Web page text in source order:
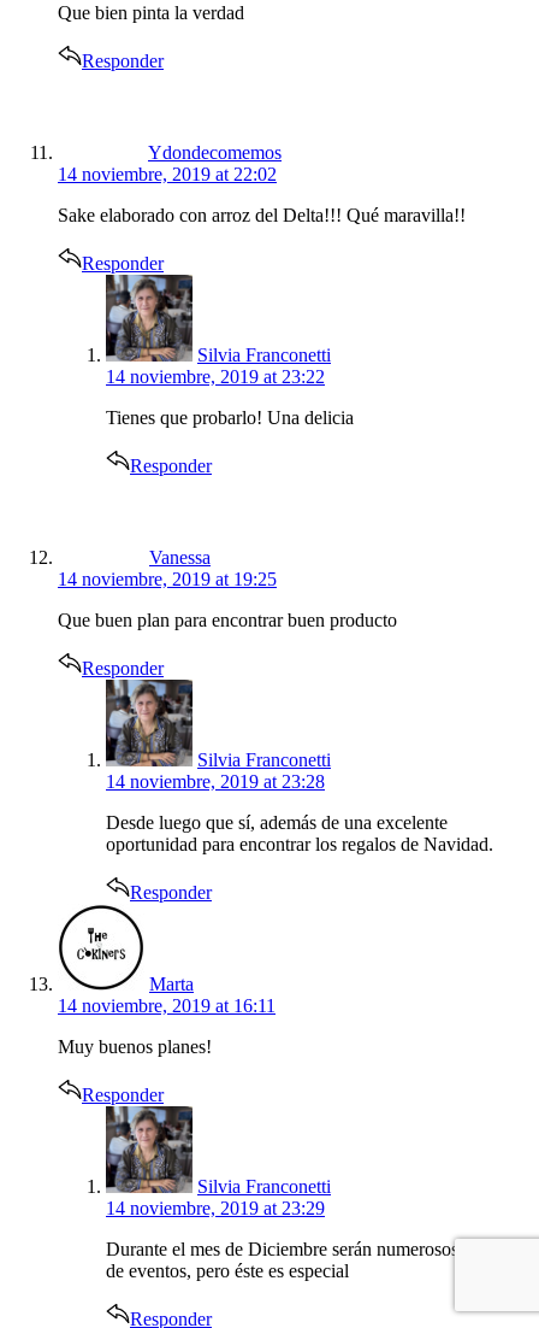
Que bien pinta la verdad
Responder
Ydondecomemos
14 noviembre, 2019 at 22:02
Sake elaborado con arroz del Delta!!! Qué maravilla!!
Responder
says:
Silvia Franconetti
14 noviembre, 2019 at 23:22
Tienes que probarlo! Una delicia
Responder
Vanessa
14 noviembre, 2019 at 19:25
Que buen plan para encontrar buen producto
Responder
says:
Silvia Franconetti
14 noviembre, 2019 at 23:28
Desde luego que sí, además de una excelente
oportunidad para encontrar los regalos de Navidad.
Responder
Marta
14 noviembre, 2019 at 16:11
Muy buenos planes!
Responder
says:
Silvia Franconetti
14 noviembre, 2019 at 23:29
Durante el mes de Diciembre serán numerosos este tipo
de eventos, pero éste es especial
Responder